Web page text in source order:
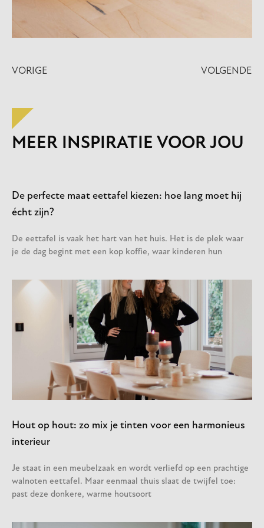
VORIGE VOLGENDE
MEER INSPIRATIE VOOR JOU
De perfecte maat eettafel kiezen: hoe lang moet hij
écht zijn?
De eettafel is vaak het hart van het huis. Het is de plek waar
je de dag begint met een kop koffie, waar kinderen hun
Hout op hout: zo mix je tinten voor een harmonieus
interieur
Je staat in een meubelzaak en wordt verliefd op een prachtige
walnoten eettafel. Maar eenmaal thuis slaat de twijfel toe:
past deze donkere, warme houtsoort